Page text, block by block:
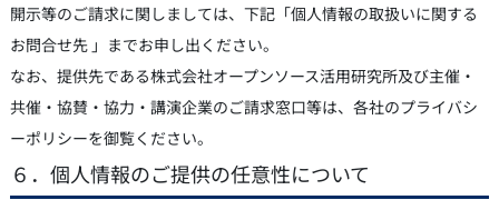
開示等のご請求に関しましては、下記「個人情報の取扱いに関する
お問合せ先 」までお申し出ください。
なお、提供先である株式会社オープンソース活用研究所及び主催・
共催・協賛・協力・講演企業のご請求窓口等は、各社のプライバシ
ーポリシーを御覧ください。
６．個人情報のご提供の任意性について